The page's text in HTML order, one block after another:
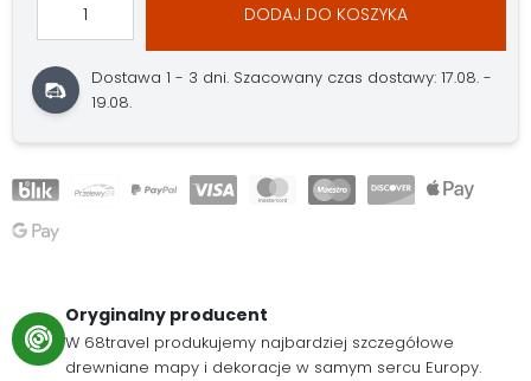
DODAJ DO KOSZYKA
Dostawa 1 - 3 dni. Szacowany czas dostawy: 17.08. -
19.08.
Oryginalny producent
W 68travel produkujemy najbardziej szczegółowe
drewniane mapy i dekoracje w samym sercu Europy.